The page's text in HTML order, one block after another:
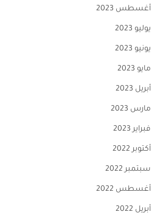
أغسطس 2023
يوليو 2023
يونيو 2023
مايو 2023
أبريل 2023
مارس 2023
فبراير 2023
أكتوبر 2022
سبتمبر 2022
أغسطس 2022
أبريل 2022